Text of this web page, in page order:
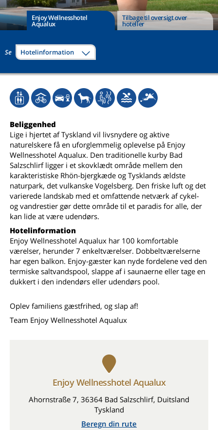
Enjoy Wellnesshotel
Aqualux
Tilbage til oversigt over
hoteller
Se Hotelinformation
Beliggenhed
Lige i hjertet af Tyskland vil livsnydere og aktive
naturelskere få en uforglemmelig oplevelse på Enjoy
Wellnesshotel Aqualux. Den traditionelle kurby Bad
Salzschlirf ligger i et skovklædt område mellem den
karakteristiske Rhön-bjergkæde og Tysklands ældste
naturpark, det vulkanske Vogelsberg. Den friske luft og det
varierede landskab med et omfattende netværk af cykel-
og vandrestier gør dette område til et paradis for alle, der
kan lide at være udendørs.
Hotelinformation
Enjoy Wellnesshotel Aqualux har 100 komfortable
værelser, herunder 7 enkeltværelser. Dobbeltværelserne
har egen balkon. Enjoy-gæster kan nyde fordelene ved den
termiske saltvandspool, slappe af i saunaerne eller tage en
dukkert i den indendørs eller udendørs pool.
Oplev familiens gæstfrihed, og slap af!
Team Enjoy Wellnesshotel Aqualux
Enjoy Wellnesshotel Aqualux
Ahornstraße 7, 36364 Bad Salzschlirf, Duitsland
Tyskland
Beregn din rute